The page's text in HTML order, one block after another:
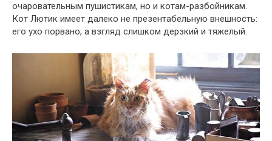
очаровательным пушистикам, но и котам-разбойникам.
Кот Лютик имеет далеко не презентабельную внешность:
его ухо порвано, а взгляд слишком дерзкий и тяжелый.